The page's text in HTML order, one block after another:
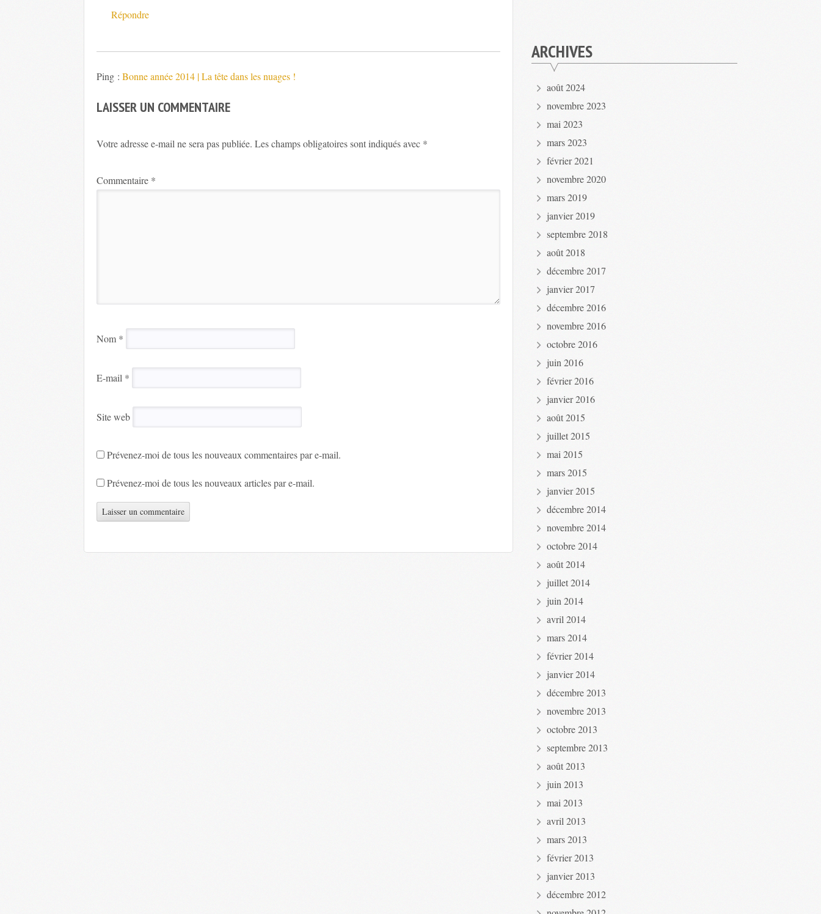
Répondre
Ping : Bonne année 2014 | La tête dans les nuages !
LAISSER UN COMMENTAIRE
Votre adresse e-mail ne sera pas publiée. Les champs obligatoires sont indiqués avec *
Commentaire *
Nom *
E-mail *
Site web
Prévenez-moi de tous les nouveaux commentaires par e-mail.
Prévenez-moi de tous les nouveaux articles par e-mail.
ARCHIVES
août 2024
novembre 2023
mai 2023
mars 2023
février 2021
novembre 2020
mars 2019
janvier 2019
septembre 2018
août 2018
décembre 2017
janvier 2017
décembre 2016
novembre 2016
octobre 2016
juin 2016
février 2016
janvier 2016
août 2015
juillet 2015
mai 2015
mars 2015
janvier 2015
décembre 2014
novembre 2014
octobre 2014
août 2014
juillet 2014
juin 2014
avril 2014
mars 2014
février 2014
janvier 2014
décembre 2013
novembre 2013
octobre 2013
septembre 2013
août 2013
juin 2013
mai 2013
avril 2013
mars 2013
février 2013
janvier 2013
décembre 2012